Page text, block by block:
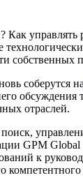
Как
собственных
соберутся на
отраслей.
GPM
к